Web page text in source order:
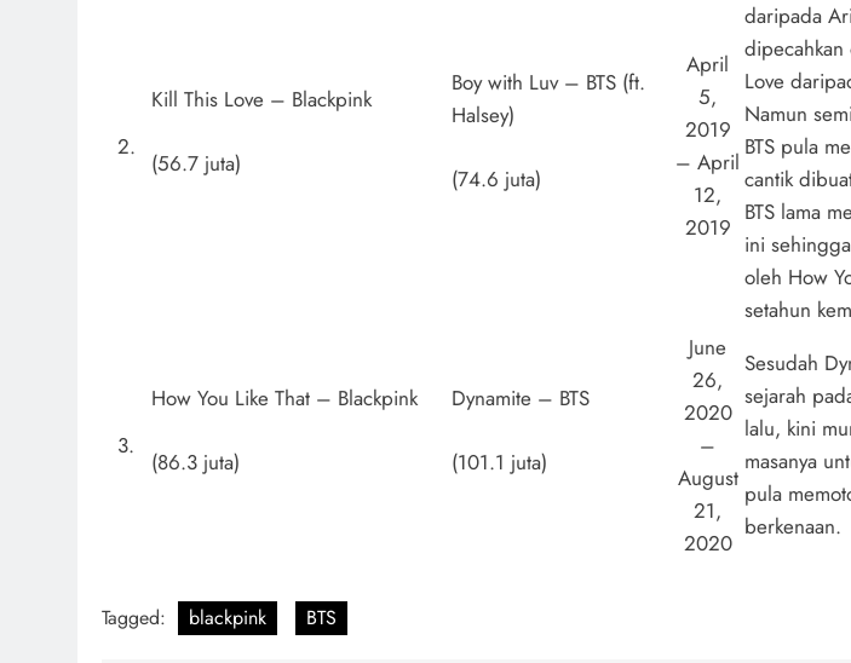
2.
Kill This Love – Blackpink
(56.7 juta)
Boy with Luv – BTS (ft.
Halsey)
(74.6 juta)
April
5,
2019
– April
12,
2019
daripada
Love
Namun
BTS pula
cantik
BTS lama
ini
oleh How
setahun
3.
How You Like That – Blackpink
(86.3 juta)
Dynamite – BTS
(101.1 juta)
June
26,
2020
–
August
21,
2020
Sesudah
sejarah
lalu, kini
masanya
pula
berkenaan.
Tagged: blackpink BTS